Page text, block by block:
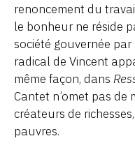
renoncement du
le bonheur ne réside
société gouvernée
radical de Vincent
même façon, dans
Cantet n’omet pas de
créateurs de
pauvres.